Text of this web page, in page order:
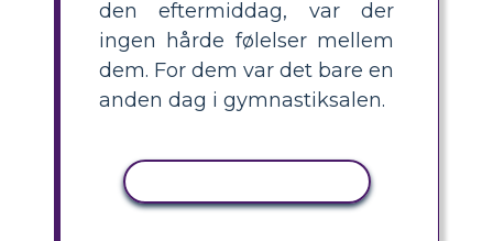
den eftermiddag, var der
ingen hårde følelser mellem
dem. For dem var det bare en
anden dag i gymnastiksalen.